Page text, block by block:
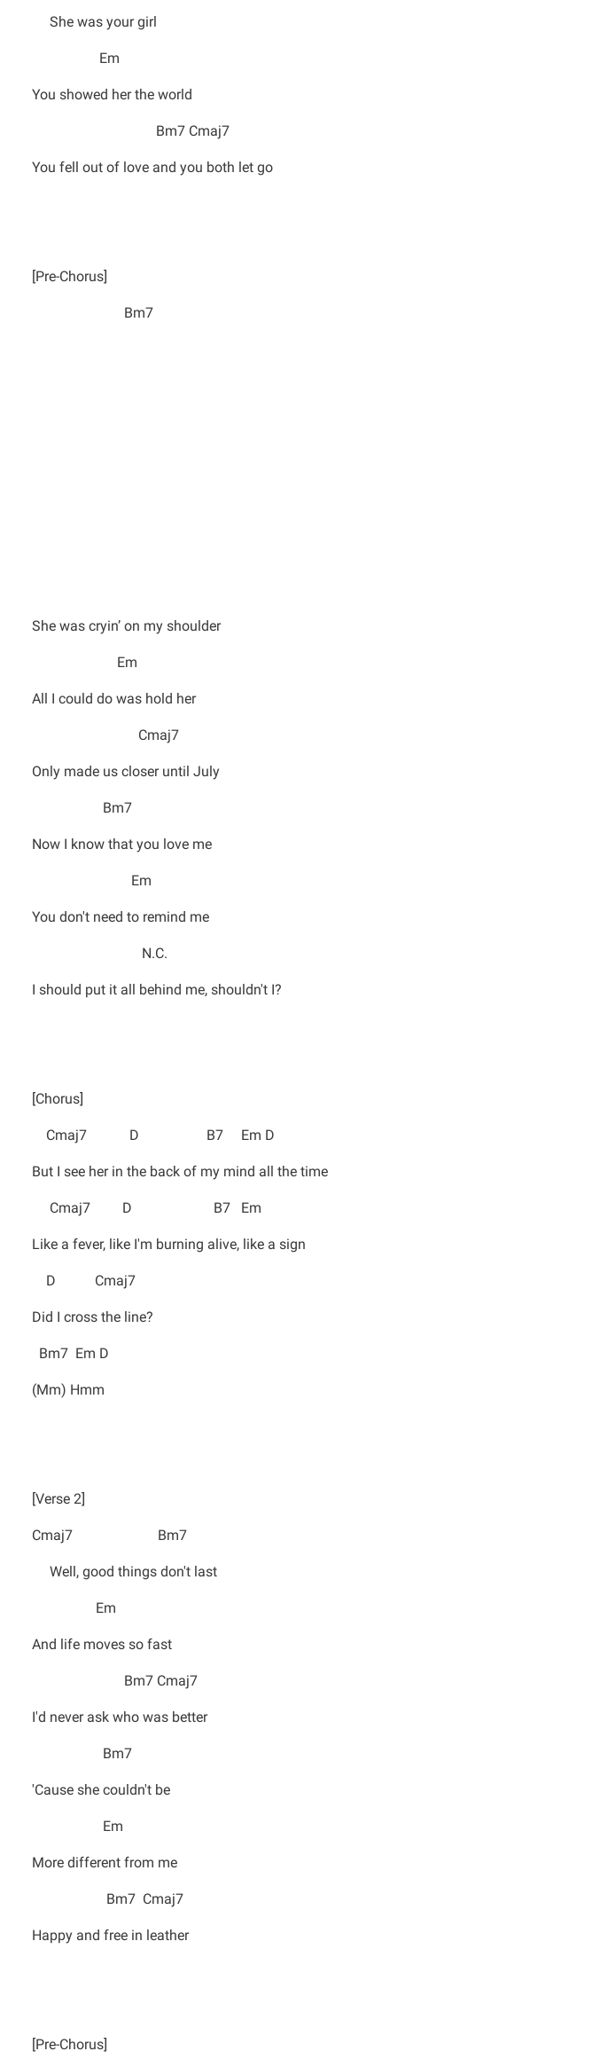
She was your girl
Em
You showed her the world
Bm7 Cmaj7
You fell out of love and you both let go
[Pre-Chorus]
Bm7
She was cryin’ on my shoulder
Em
All I could do was hold her
Cmaj7
Only made us closer until July
Bm7
Now I know that you love me
Em
You don't need to remind me
N.C.
I should put it all behind me, shouldn't I?
[Chorus]
Cmaj7 D B7 Em D
But I see her in the back of my mind all the time
Cmaj7 D B7 Em
Like a fever, like I'm burning alive, like a sign
D Cmaj7
Did I cross the line?
Bm7 Em D
(Mm) Hmm
[Verse 2]
Cmaj7 Bm7
Well, good things don't last
Em
And life moves so fast
Bm7 Cmaj7
I'd never ask who was better
Bm7
'Cause she couldn't be
Em
More different from me
Bm7 Cmaj7
Happy and free in leather
[Pre-Chorus]